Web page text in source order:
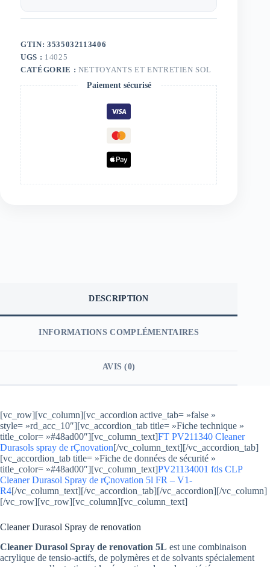
GTIN: 3535032113406
UGS : 14025
CATÉGORIE : NETTOYANTS ET ENTRETIEN SOL
Paiement sécurisé
DESCRIPTION
INFORMATIONS COMPLÉMENTAIRES
AVIS (0)
[vc_row][vc_column][vc_accordion active_tab= »false »
style= »rd_acc_10″][vc_accordion_tab title= »Fiche technique »
title_color= »#48ad00″][vc_column_text]FT PV211340 Cleaner
Durasols spray de rÇnovation[/vc_column_text][/vc_accordion_tab]
[vc_accordion_tab title= »Fiche de données de sécurité »
title_color= »#48ad00″][vc_column_text]PV21134001 fds CLP
Cleaner Durasol Spray de rÇnovation 5l FR – V1-
R4[/vc_column_text][/vc_accordion_tab][/vc_accordion][/vc_column]
[/vc_row][vc_row][vc_column][vc_column_text]
Cleaner Durasol Spray de renovation
Cleaner Durasol Spray de renovation 5L est une combinaison
acrylique de tensio-actifs, de polymères et de solvants spécialement